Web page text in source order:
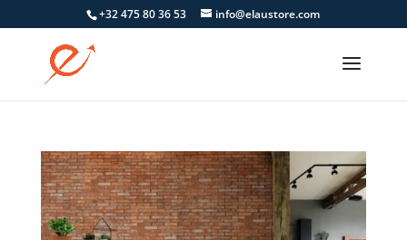
+32 475 80 36 53 info@elaustore.com